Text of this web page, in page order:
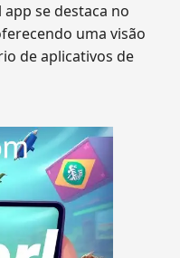
se destaca no
uma visão
de aplicativos de